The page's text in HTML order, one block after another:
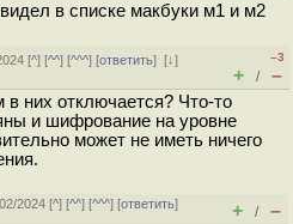
в списке макбуки м1 и м2
[^] [^^] [^^^] [ответить][↓]
–3
+ / –
них отключается? Что-то
и шифрование на уровне
может не иметь ничего
2024 [^] [^^] [^^^] [ответить]
+ / –